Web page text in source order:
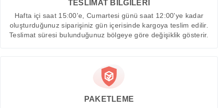
TESLİMAT BİLGİLERİ
Hafta içi saat 15:00'e, Cumartesi günü saat 12:00'ye kadar
oluşturduğunuz siparişiniz gün içerisinde kargoya teslim edilir.
Teslimat süresi bulunduğunuz bölgeye göre değişiklik gösterir.
PAKETLEME